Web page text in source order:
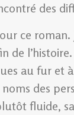
des
ce roman.
de l’histoire.
au fur et
des
fluide,